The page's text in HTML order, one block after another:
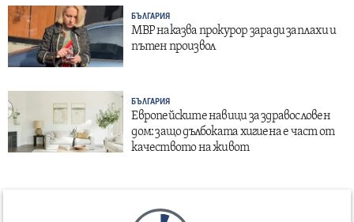
БЪЛГАРИЯ
МВР наказва прокурор заради заплахи и
пътен произвол
БЪЛГАРИЯ
Европейските навици за здравословен
дом: защо дълбоката хигиена е част от
качеството на живот